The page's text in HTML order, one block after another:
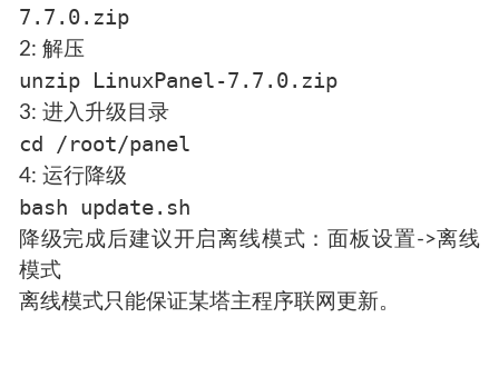
7.7.0.zip
2: 解压
unzip LinuxPanel-7.7.0.zip
3: 进入升级目录
cd /root/panel
4: 运行降级
bash update.sh
降级完成后建议开启离线模式：面板设置->离线
模式
离线模式只能保证某塔主程序联网更新。